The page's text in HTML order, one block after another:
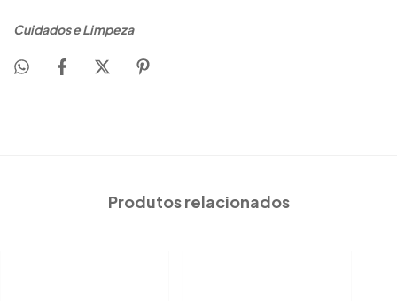
Cuidados e Limpeza
Produtos relacionados